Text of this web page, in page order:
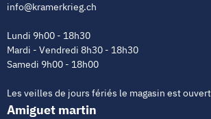
info@kramerkrieg.ch
Lundi 9h00 - 18h30
Mardi - Vendredi 8h30 - 18h30
Samedi 9h00 - 18h00
Les veilles de jours fériés le magasin est
Amiguet martin